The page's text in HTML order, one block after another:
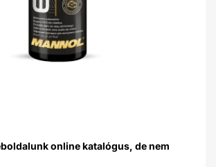
online katalógus, de nem